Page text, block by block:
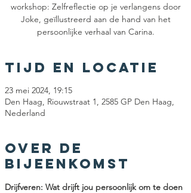
workshop: Zelfreflectie op je verlangens door
Joke, geïllustreerd aan de hand van het
persoonlijke verhaal van Carina.
Tijd en locatie
23 mei 2024, 19:15
Den Haag, Riouwstraat 1, 2585 GP Den Haag,
Nederland
Over de
bijeenkomst
Drijfveren: Wat drijft jou persoonlijk om te doen